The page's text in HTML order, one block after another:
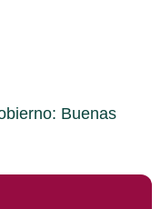
Buenas